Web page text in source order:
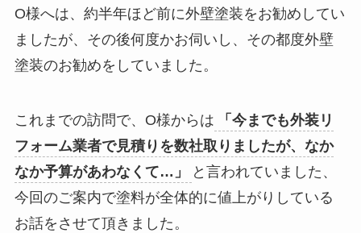
O様へは、約半年ほど前に外壁塗装をお勧めしてい
ましたが、その後何度かお伺いし、その都度外壁
塗装のお勧めをしていました。
これまでの訪問で、O様からは
「今までも外装リ
フォーム業者で見積りを数社取りましたが、なか
なか予算があわなくて…」
と言われていました、
今回のご案内で塗料が全体的に値上がりしている
お話をさせて頂きました。